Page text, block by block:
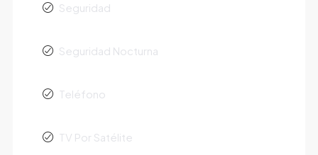
Seguridad
Seguridad Nocturna
Teléfono
TV Por Satélite